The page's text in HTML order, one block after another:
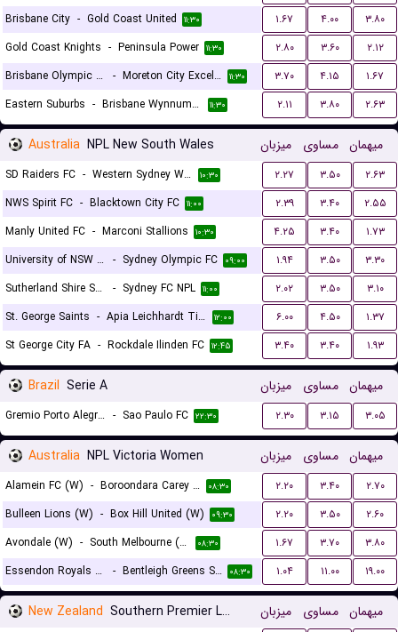
Brisbane City - Gold Coast United ۱۱:۳۰ ۱.۶۷ ۴.۰۰
۳.۸۰
Gold Coast Knights - Peninsula Power ۱۱:۳۰ ۲.۸۰ ۳.۶۰
۲.۱۲
Brisbane Olympic FC
- Moreton City Excelsior FC ۱۱:۳۰ ۳.۷۰ ۴.۱۵
۱.۶۷
Eastern Suburbs - Brisbane Wynnum Wolves FC ۱۱:۳۰ ۲.۱۱ ۳.۸۰ ۲.۶۳
Australia NPL New South Wales میزبان مساوی میهمان
SD Raiders FC - Western Sydney Wanderers NPL ۱۰:۳۰ ۲.۲۷ ۳.۵۰
۲.۶۳
NWS Spirit FC - Blacktown City FC ۱۱:۰۰ ۲.۳۹ ۳.۴۰
۲.۵۵
Manly United FC - Marconi Stallions ۱۰:۳۰ ۴.۲۵ ۳.۴۰
۱.۷۳
University of NSW FC - Sydney Olympic FC ۰۹:۰۰ ۱.۹۴ ۳.۵۰
۳.۳۰
Sutherland Shire Sharks
- Sydney FC NPL ۱۱:۰۰ ۲.۰۲ ۳.۵۰
۳.۱۰
St. George Saints - Apia Leichhardt Tigers ۱۲:۰۰ ۶.۰۰ ۴.۵۰
۱.۳۷
St George City FA - Rockdale Ilinden FC ۱۲:۴۵ ۳.۴۰ ۳.۴۰ ۱.۹۳
Brazil Serie A میزبان مساوی میهمان
Gremio Porto Alegrense RS - Sao Paulo FC ۲۲:۳۰ ۲.۳۰ ۳.۱۵ ۳.۰۵
Australia NPL Victoria Women میزبان مساوی میهمان
Alamein FC (W) - Boroondara Carey Eagles (W) ۰۸:۳۰ ۲.۲۰ ۳.۴۰
۲.۷۰
Bulleen Lions (W) - Box Hill United (W) ۰۹:۳۰ ۲.۲۰ ۳.۵۰
۲.۶۰
Avondale (W) - South Melbourne (W) ۰۸:۳۰ ۱.۶۷ ۳.۷۰
۳.۸۰
Essendon Royals (W)
- Bentleigh Greens SC (W) ۰۸:۳۰ ۱.۰۴ ۱۱.۰۰ ۱۹.۰۰
New Zealand Southern Premier League میزبان مساوی میهمان